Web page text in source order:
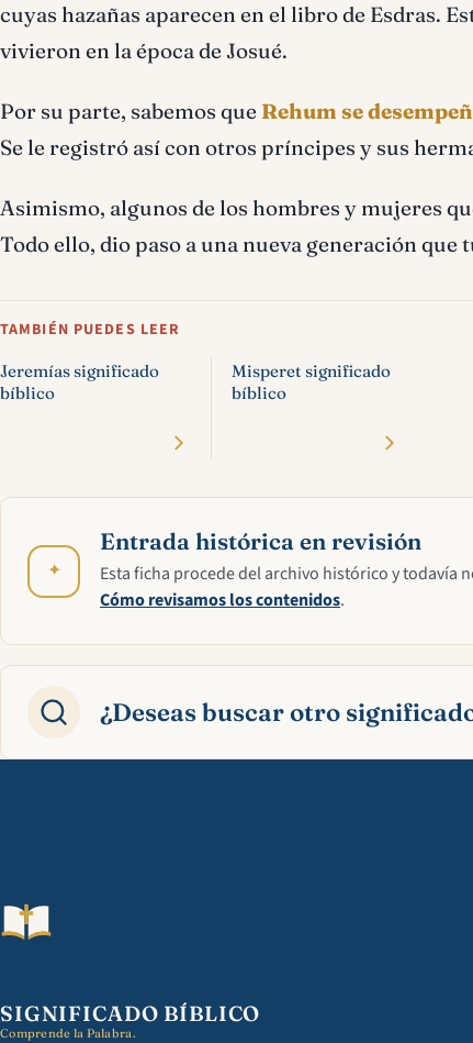
cuyas hazañas aparecen en el libro de Esdras.
vivieron en la época de Josué.
Por su parte, sabemos que Rehum se
Se le registró así con otros príncipes y sus
Asimismo, algunos de los hombres y mujeres
Todo ello, dio paso a una nueva generación
TAMBIÉN PUEDES LEER
Jeremías significado
bíblico
Misperet significado
bíblico
✦
Entrada histórica en revisión
Esta ficha procede del archivo histórico y todavía
Cómo revisamos los contenidos.
¿Deseas buscar otro
SIGNIFICADO BÍBLICO
Comprende la Palabra.